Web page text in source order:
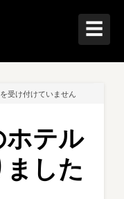
☰
受け付けていません
ホテル
した